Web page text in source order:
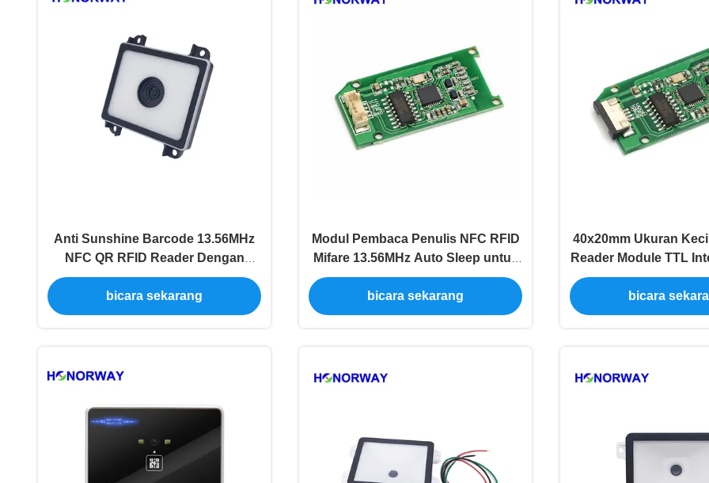
Anti Sunshine Barcode 13.56MHz
NFC QR RFID Reader Dengan
Serial Port Untuk Turnstile
bicara sekarang
Modul Pembaca Penulis NFC RFID
Mifare 13.56MHz Auto Sleep untuk
Sistem Kontrol Akses
bicara sekarang
40x20mm Ukuran
Reader Module TTL
Pembayaran
bicara